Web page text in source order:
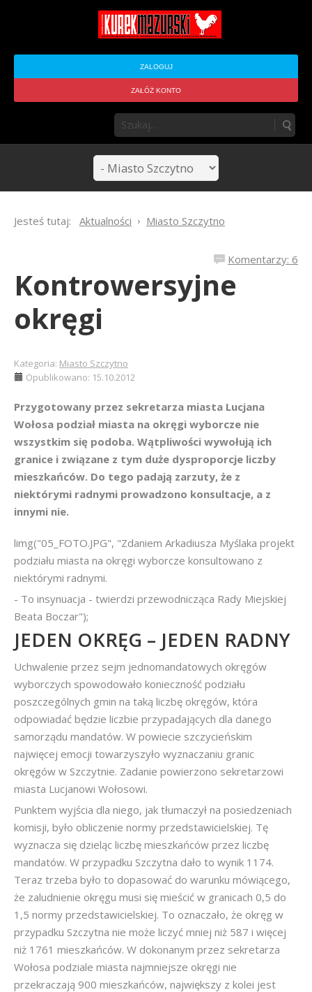
ZALOGUJ
ZAŁÓŻ KONTO
Jesteś tutaj: Aktualności Miasto Szczytno
Komentarzy: 6
Kontrowersyjne
okręgi
Kategoria: Miasto Szczytno
Opublikowano: 15.10.2012
Przygotowany przez sekretarza miasta Lucjana
Wołosa podział miasta na okręgi wyborcze nie
wszystkim się podoba. Wątpliwości wywołują ich
granice i związane z tym duże dysproporcje liczby
mieszkańców. Do tego padają zarzuty, że z
niektórymi radnymi prowadzono konsultacje, a z
innymi nie.
limg("05_FOTO.JPG", "Zdaniem Arkadiusza Myślaka projekt
podziału miasta na okręgi wyborcze konsultowano z
niektórymi radnymi.
- To insynuacja - twierdzi przewodnicząca Rady Miejskiej
Beata Boczar");
JEDEN OKRĘG – JEDEN RADNY
Uchwalenie przez sejm jednomandatowych okręgów
wyborczych spowodowało konieczność podziału
poszczególnych gmin na taką liczbę okręgów, która
odpowiadać będzie liczbie przypadających dla danego
samorządu mandatów. W powiecie szczycieńskim
najwięcej emocji towarzyszyło wyznaczaniu granic
okręgów w Szczytnie. Zadanie powierzono sekretarzowi
miasta Lucjanowi Wołosowi.
Punktem wyjścia dla niego, jak tłumaczył na posiedzeniach
komisji, było obliczenie normy przedstawicielskiej. Tę
wyznacza się dzieląc liczbę mieszkańców przez liczbę
mandatów. W przypadku Szczytna dało to wynik 1174.
Teraz trzeba było to dopasować do warunku mówiącego,
że zaludnienie okręgu musi się mieścić w granicach 0,5 do
1,5 normy przedstawicielskiej. To oznaczało, że okręg w
przypadku Szczytna nie może liczyć mniej niż 587 i więcej
niż 1761 mieszkańców. W dokonanym przez sekretarza
Wołosa podziale miasta najmniejsze okręgi nie
przekraczają 900 mieszkańców, największy z kolei jest